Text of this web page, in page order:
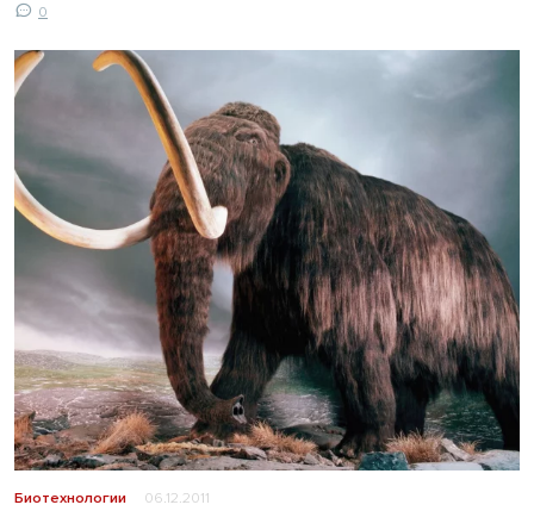
0
Биотехнологии 06.12.2011